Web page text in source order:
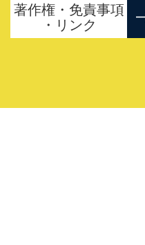
著作権・免責事項
・リンク